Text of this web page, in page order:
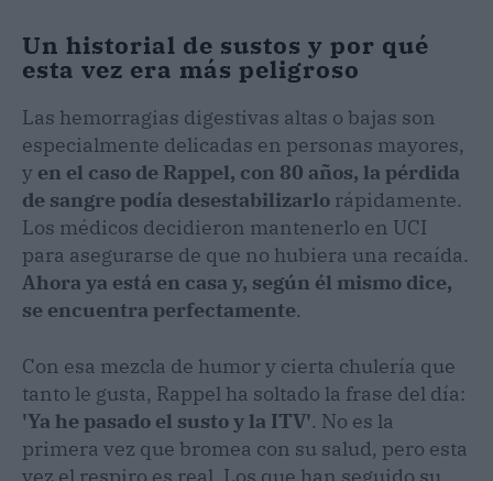
Un historial de sustos y por qué
esta vez era más peligroso
Las hemorragias digestivas altas o bajas son
especialmente delicadas en personas mayores,
y en el caso de Rappel, con 80 años, la pérdida
de sangre podía desestabilizarlo rápidamente.
Los médicos decidieron mantenerlo en UCI
para asegurarse de que no hubiera una recaída.
Ahora ya está en casa y, según él mismo dice,
se encuentra perfectamente.
Con esa mezcla de humor y cierta chulería que
tanto le gusta, Rappel ha soltado la frase del día:
'Ya he pasado el susto y la ITV'. No es la
primera vez que bromea con su salud, pero esta
vez el respiro es real. Los que han seguido su